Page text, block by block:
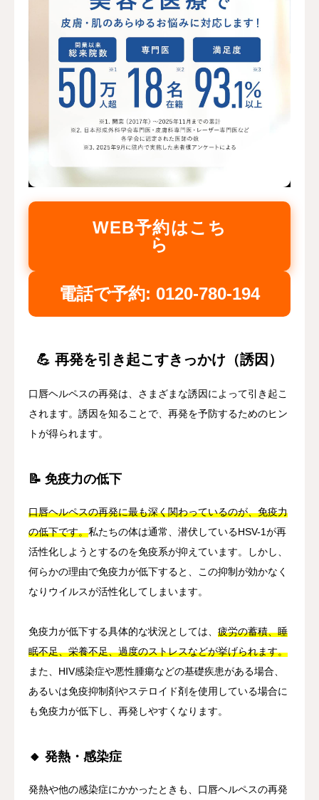
WEB予約はこち
ら
電話で予約: 0120-780-194
💪 再発を引き起こすきっかけ（誘因）
口唇ヘルペスの再発は、さまざまな誘因によって引き起こ
されます。誘因を知ることで、再発を予防するためのヒン
トが得られます。
📝 免疫力の低下
口唇ヘルペスの再発に最も深く関わっているのが、免疫力
の低下です。私たちの体は通常、潜伏しているHSV-1が再
活性化しようとするのを免疫系が抑えています。しかし、
何らかの理由で免疫力が低下すると、この抑制が効かなく
なりウイルスが活性化してしまいます。
免疫力が低下する具体的な状況としては、 疲労の蓄積、睡
眠不足、栄養不足、過度のストレスなどが挙げられます。
また、HIV感染症や悪性腫瘍などの基礎疾患がある場合、
あるいは免疫抑制剤やステロイド剤を使用している場合に
も免疫力が低下し、再発しやすくなります。
🔸 発熱・感染症
発熱や他の感染症にかかったときも、口唇ヘルペスの再発